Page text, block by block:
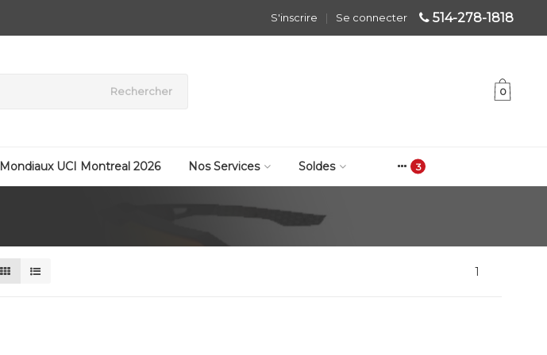
514-278-1818
Se connecter
|
S'inscrire
Rechercher 0
Mondiaux UCI Montreal 2026 Nos Services Soldes
1